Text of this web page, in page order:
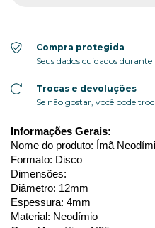
Compra protegida
Seus dados cuidados
Trocas e devoluções
Se não gostar, você pode
Informações Gerais:
Nome do produto: Ímã
Formato: Disco
Dimensões:
Diâmetro: 12mm
Espessura: 4mm
Material: Neodímio